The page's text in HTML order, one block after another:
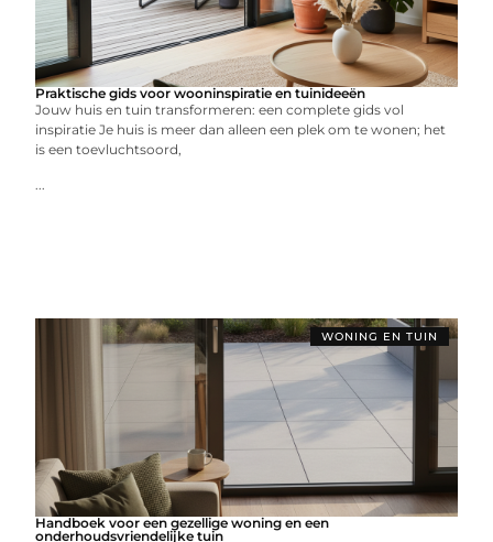
Praktische gids voor wooninspiratie en tuinideeën
Jouw huis en tuin transformeren: een complete gids vol
inspiratie Je huis is meer dan alleen een plek om te wonen; het
is een toevluchtsoord,
...
WONING EN TUIN
Handboek voor een gezellige woning en een
onderhoudsvriendelijke tuin